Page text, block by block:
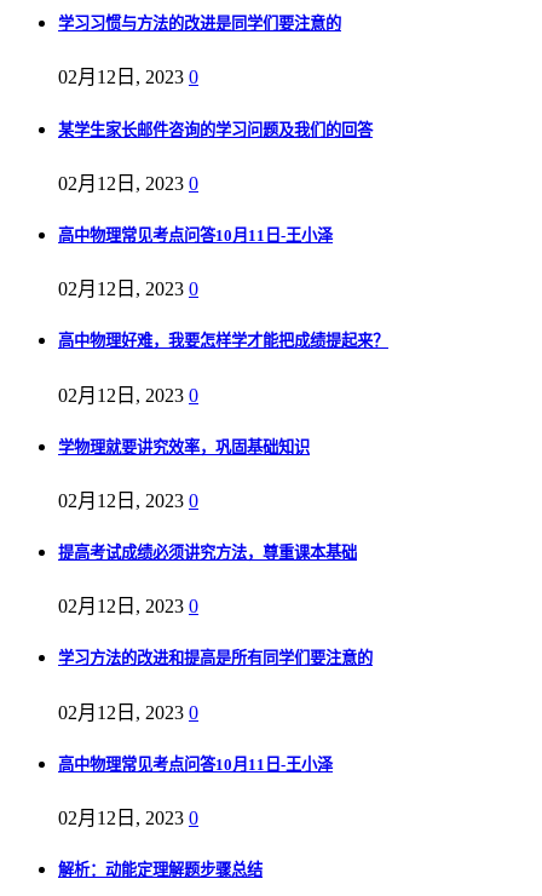
学习习惯与方法的改进是同学们要注意的
02月12日, 2023 0
某学生家长邮件咨询的学习问题及我们的回答
02月12日, 2023 0
高中物理常见考点问答10月11日-王小泽
02月12日, 2023 0
高中物理好难，我要怎样学才能把成绩提起来？
02月12日, 2023 0
学物理就要讲究效率，巩固基础知识
02月12日, 2023 0
提高考试成绩必须讲究方法，尊重课本基础
02月12日, 2023 0
学习方法的改进和提高是所有同学们要注意的
02月12日, 2023 0
高中物理常见考点问答10月11日-王小泽
02月12日, 2023 0
解析：动能定理解题步骤总结